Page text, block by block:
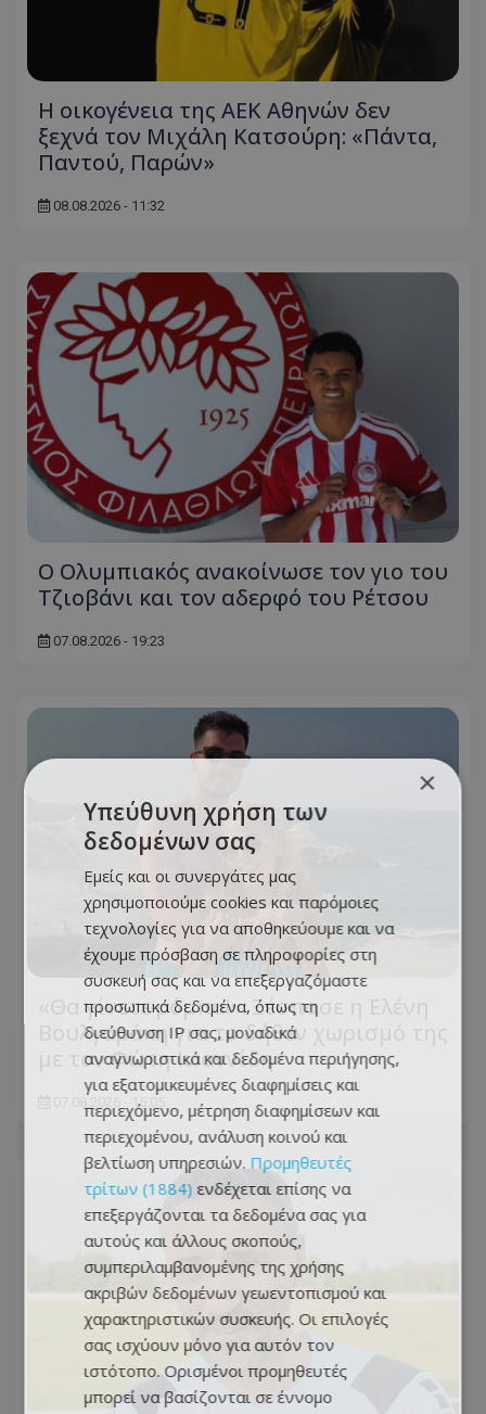
Η οικογένεια της ΑΕΚ Αθηνών δεν
ξεχνά τον Μιχάλη Κατσούρη: «Πάντα,
Παντού, Παρών»
08.08.2026 - 11:32
Ο Ολυμπιακός ανακοίνωσε τον γιο του
Τζιοβάνι και τον αδερφό του Ρέτσου
07.08.2026 - 19:23
«Θα γίνετε ρόμπα!»: Ξέσπασε η Ελένη
Βουλγαράκη για το δήθεν χωρισμό της
με τον Φώτη Ιωαννίδη
07.08.2026 - 15:05
×
Υπεύθυνη χρήση των
δεδομένων σας
Εμείς και οι συνεργάτες μας
χρησιμοποιούμε cookies και παρόμοιες
τεχνολογίες για να αποθηκεύουμε και να
έχουμε πρόσβαση σε πληροφορίες στη
συσκευή σας και να επεξεργαζόμαστε
προσωπικά δεδομένα, όπως τη
διεύθυνση IP σας, μοναδικά
αναγνωριστικά και δεδομένα περιήγησης,
για εξατομικευμένες διαφημίσεις και
περιεχόμενο, μέτρηση διαφημίσεων και
περιεχομένου, ανάλυση κοινού και
βελτίωση υπηρεσιών. Προμηθευτές
τρίτων (1884) ενδέχεται επίσης να
επεξεργάζονται τα δεδομένα σας για
αυτούς και άλλους σκοπούς,
συμπεριλαμβανομένης της χρήσης
ακριβών δεδομένων γεωεντοπισμού και
χαρακτηριστικών συσκευής. Οι επιλογές
σας ισχύουν μόνο για αυτόν τον
ιστότοπο. Ορισμένοι προμηθευτές
μπορεί να βασίζονται σε έννομο